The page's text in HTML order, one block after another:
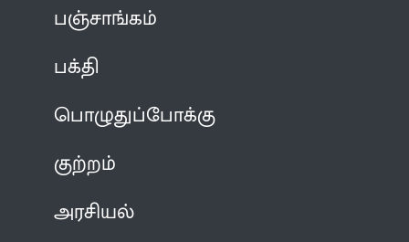
பஞ்சாங்கம்
பக்தி
பொழுதுப்போக்கு
குற்றம்
அரசியல்